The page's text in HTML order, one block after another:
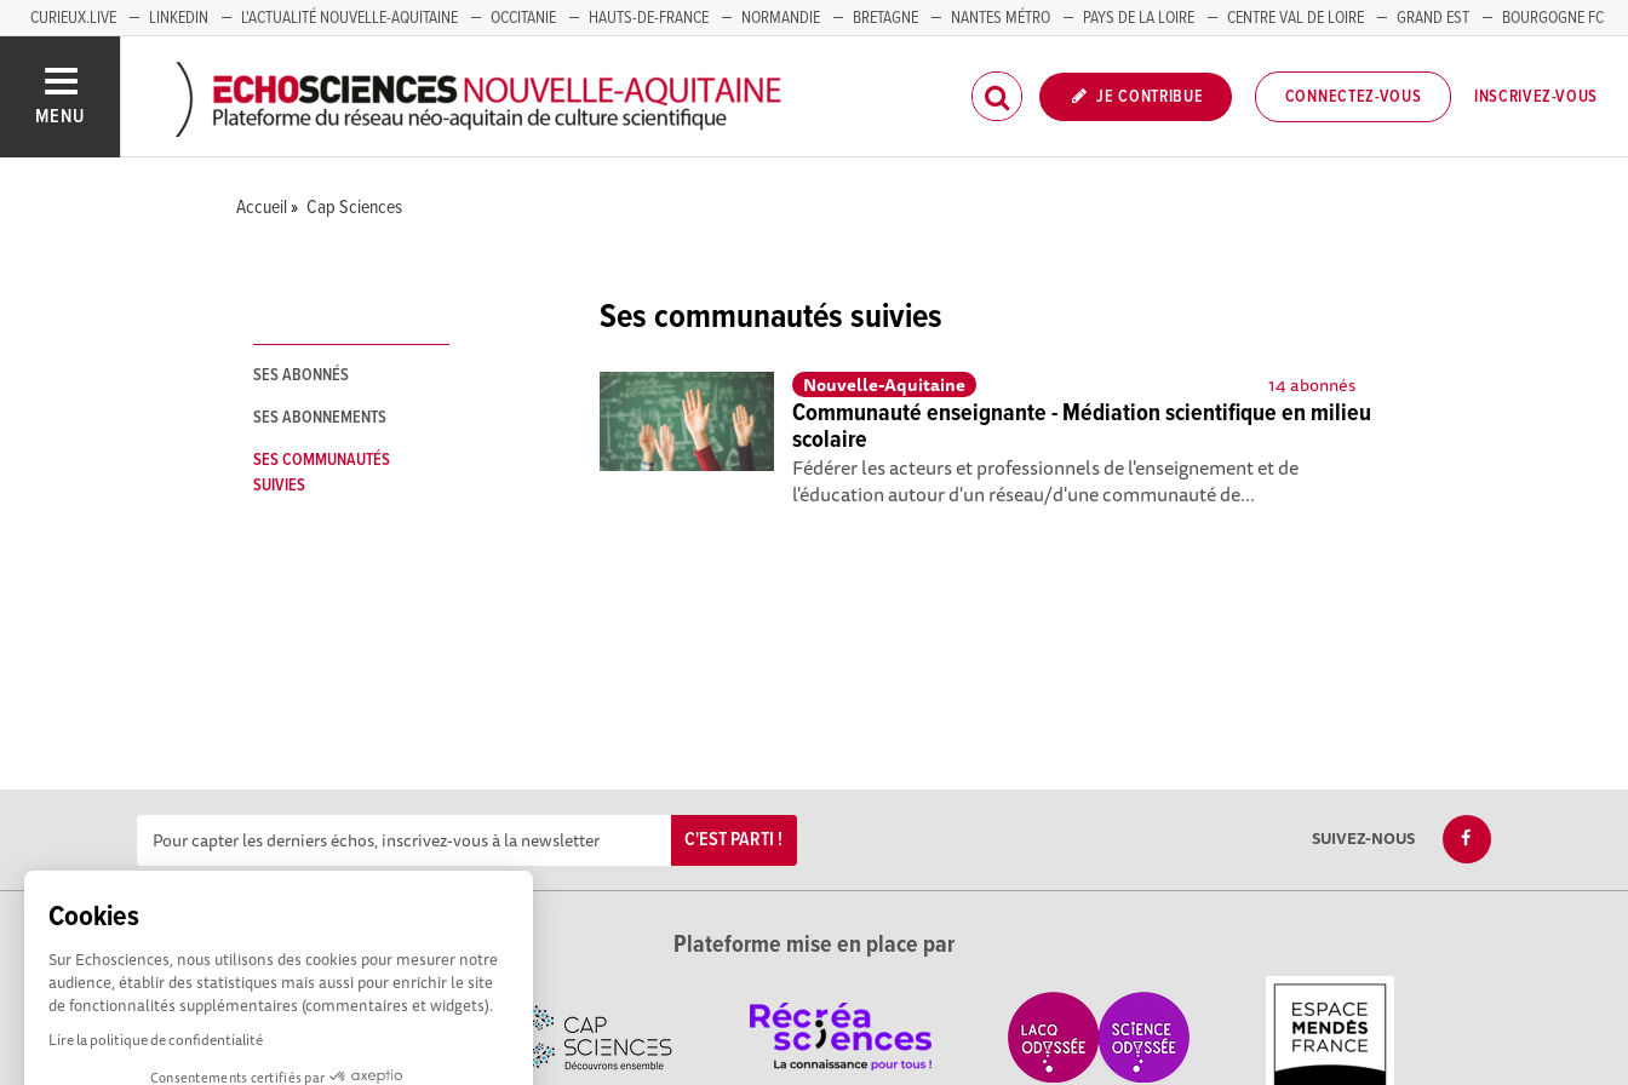
Cookies
Sur Echosciences, nous utilisons des cookies pour mesurer notre
audience, établir des statistiques mais aussi pour enrichir le site
de fonctionnalités supplémentaires (commentaires et widgets).
Lire la politique de confidentialité
Consentements certifiés par
CURIEUX.LIVE LINKEDIN L'ACTUALITÉ NOUVELLE-AQUITAINE OCCITANIE HAUTS-DE-FRANCE NORMANDIE BRETAGNE NANTES MÉTRO PAYS DE LA LOIRE CENTRE VAL DE LOIRE GRAND EST
BOURGOGNE FC
MENU
JE CONTRIBUE CONNECTEZ-VOUS INSCRIVEZ-VOUS
Accueil Cap Sciences
SES ABONNÉS
SES ABONNEMENTS
SES COMMUNAUTÉS
SUIVIES
Ses communautés suivies
Nouvelle-Aquitaine 14 abonnés
Communauté enseignante - Médiation scientifique en milieu
scolaire
Fédérer les acteurs et professionnels de l'enseignement et de
l'éducation autour d'un réseau/d'une communauté de...
C'EST PARTI ! SUIVEZ-NOUS
Plateforme mise en place par